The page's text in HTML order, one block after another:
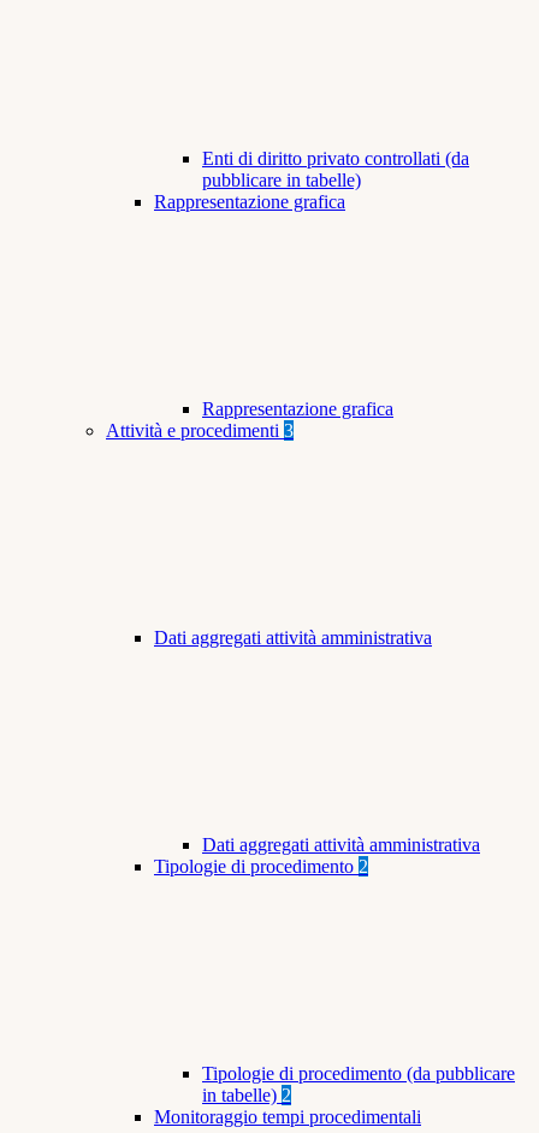
Enti di diritto privato controllati (da
pubblicare in tabelle)
Rappresentazione grafica
Rappresentazione grafica
Attività e procedimenti 3
Dati aggregati attività amministrativa
Dati aggregati attività amministrativa
Tipologie di procedimento 2
Tipologie di procedimento (da pubblicare
in tabelle) 2
Monitoraggio tempi procedimentali